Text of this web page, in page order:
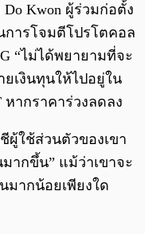
Kwon ผู้ร่วมก่อตั้ง
การโจมตีโปรโตคอล
“ไม่ได้พยายามที่จะ
ยเงินทุนให้ไปอยู่ใน
ากราคาร่วงลดลง
ผู้ใช้ส่วนตัวของเขา
ากขึ้น” แม้ว่าเขาจะ
มากน้อยเพียงใด